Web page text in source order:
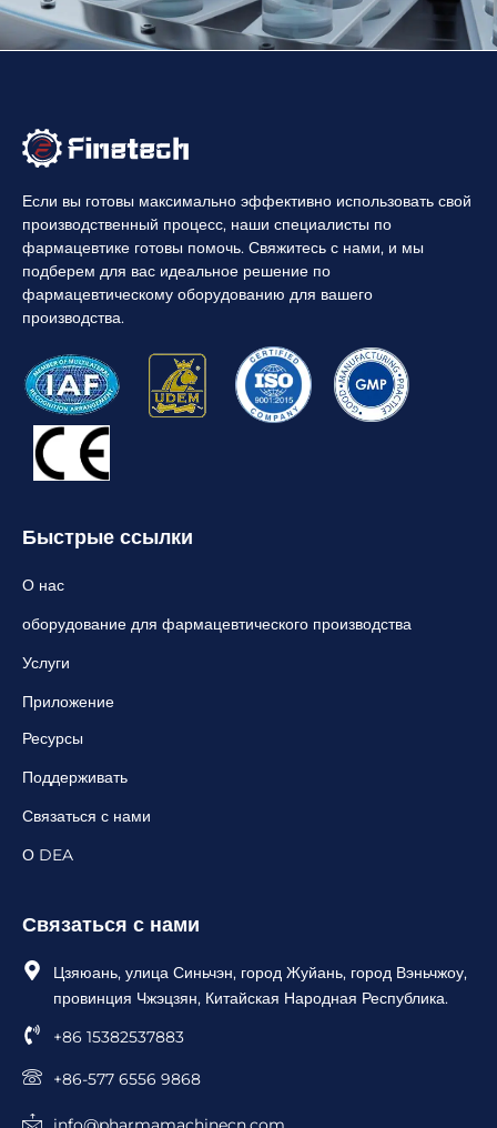
Если вы готовы максимально эффективно использовать свой
производственный процесс, наши специалисты по
фармацевтике готовы помочь. Свяжитесь с нами, и мы
подберем для вас идеальное решение по
фармацевтическому оборудованию для вашего
производства.
Быстрые ссылки
О нас
оборудование для фармацевтического производства
Услуги
Приложение
Ресурсы
Поддерживать
Связаться с нами
О DEA
Связаться с нами
Цзяюань, улица Синьчэн, город Жуйань, город Вэньчжоу,
провинция Чжэцзян, Китайская Народная Республика.
+86 15382537883
+86-577 6556 9868